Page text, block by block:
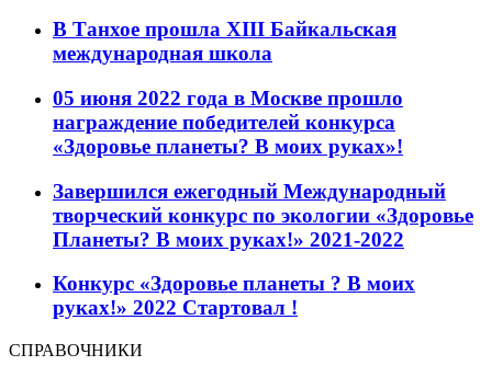
В Танхое прошла XIII Байкальская
международная школа
05 июня 2022 года в Москве прошло
награждение победителей конкурса
«Здоровье планеты? В моих руках»!
Завершился ежегодный Международный
творческий конкурс по экологии «Здоровье
Планеты? В моих руках!» 2021-2022
Конкурс «Здоровье планеты ? В моих
руках!» 2022 Стартовал !
СПРАВОЧНИКИ